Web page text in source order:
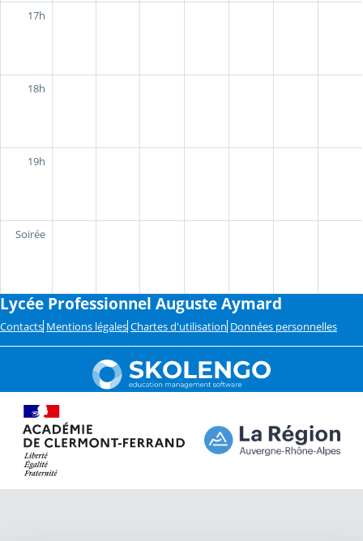
17h
18h
19h
Soirée
Lycée Professionnel Auguste Aymard
Contacts Mentions légales Chartes d'utilisation Données personnelles